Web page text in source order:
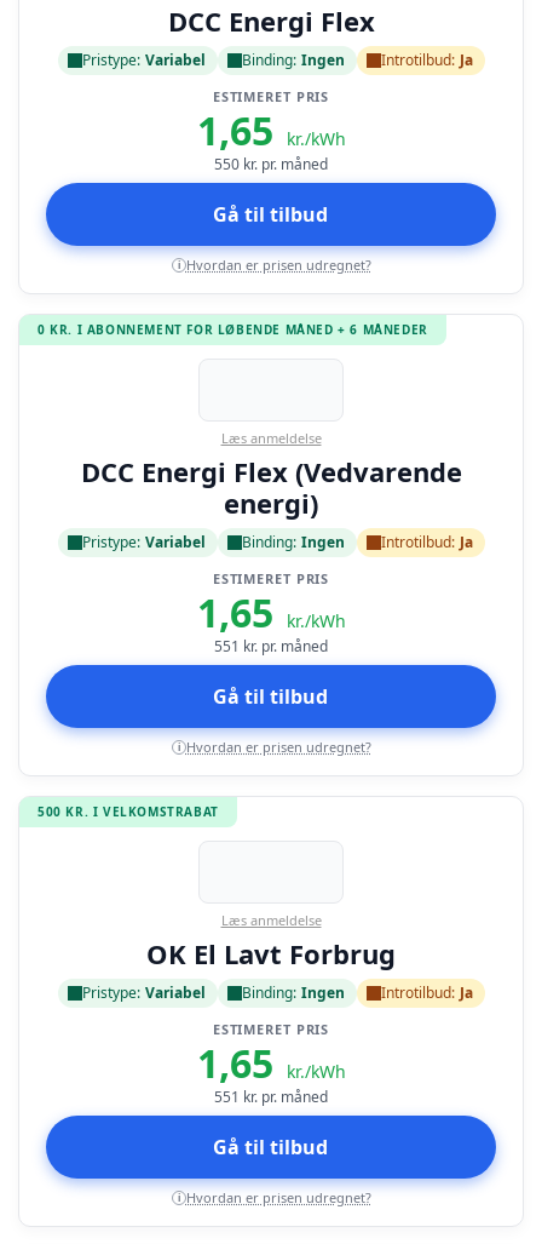
DCC Energi Flex
Pristype: Variabel Binding: Ingen Introtilbud: Ja
ESTIMERET PRIS
1,65 kr./kWh
550 kr. pr. måned
Gå til tilbud
i Hvordan er prisen udregnet?
0 KR. I ABONNEMENT FOR LØBENDE MÅNED + 6 MÅNEDER
Læs anmeldelse
DCC Energi Flex (Vedvarende
energi)
Pristype: Variabel Binding: Ingen Introtilbud: Ja
ESTIMERET PRIS
1,65 kr./kWh
551 kr. pr. måned
Gå til tilbud
i Hvordan er prisen udregnet?
500 KR. I VELKOMSTRABAT
Læs anmeldelse
OK El Lavt Forbrug
Pristype: Variabel Binding: Ingen Introtilbud: Ja
ESTIMERET PRIS
1,65 kr./kWh
551 kr. pr. måned
Gå til tilbud
i Hvordan er prisen udregnet?